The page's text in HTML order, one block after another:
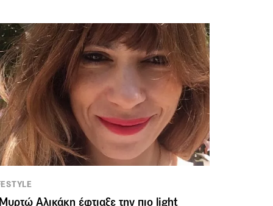
Αλικάκη έφτιαξε την πιο light